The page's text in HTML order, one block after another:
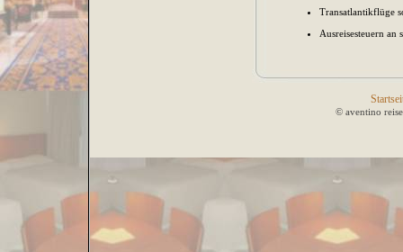
Transatlantikflüge
Ausreisesteuern
© aventino